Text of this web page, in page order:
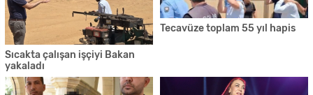
Sıcakta çalışan işçiyi Bakan
yakaladı
Tecavüze toplam 55 yıl hapis